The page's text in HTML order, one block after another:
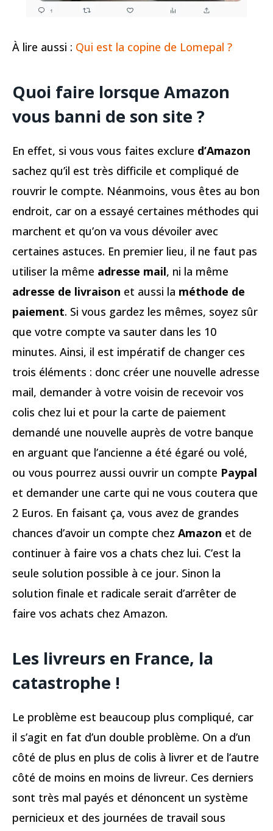
À lire aussi : Qui est la copine de Lomepal ?
Quoi faire lorsque Amazon
vous banni de son site ?
En effet, si vous vous faites exclure d’Amazon
sachez qu’il est très difficile et compliqué de
rouvrir le compte. Néanmoins, vous êtes au bon
endroit, car on a essayé certaines méthodes qui
marchent et qu’on va vous dévoiler avec
certaines astuces. En premier lieu, il ne faut pas
utiliser la même adresse mail, ni la même
adresse de livraison et aussi la méthode de
paiement. Si vous gardez les mêmes, soyez sûr
que votre compte va sauter dans les 10
minutes. Ainsi, il est impératif de changer ces
trois éléments : donc créer une nouvelle adresse
mail, demander à votre voisin de recevoir vos
colis chez lui et pour la carte de paiement
demandé une nouvelle auprès de votre banque
en arguant que l’ancienne a été égaré ou volé,
ou vous pourrez aussi ouvrir un compte Paypal
et demander une carte qui ne vous coutera que
2 Euros. En faisant ça, vous avez de grandes
chances d’avoir un compte chez Amazon et de
continuer à faire vos a chats chez lui. C’est la
seule solution possible à ce jour. Sinon la
solution finale et radicale serait d’arrêter de
faire vos achats chez Amazon.
Les livreurs en France, la
catastrophe !
Le problème est beaucoup plus compliqué, car
il s’agit en fat d’un double problème. On a d’un
côté de plus en plus de colis à livrer et de l’autre
côté de moins en moins de livreur. Ces derniers
sont très mal payés et dénoncent un système
pernicieux et des journées de travail sous